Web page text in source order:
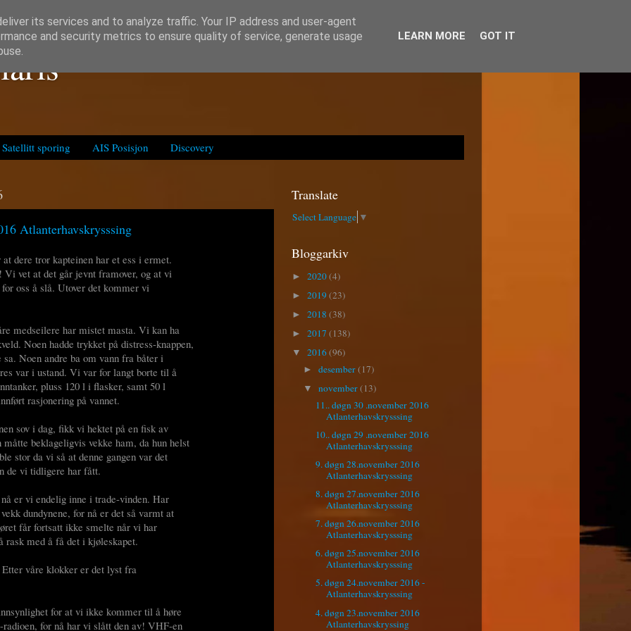
Satellitt sporing AIS Posisjon Discovery
Atlanterhavskrysssing
dere tror kapteinen har et ess i ermet.
vet at det går jevnt framover, og at vi
oss å slå. Utover det kommer vi
medseilere har mistet masta. Vi kan ha
Noen hadde trykket på distress-knappen,
Noen andre ba om vann fra båter i
var i ustand. Vi var for langt borte til å
pluss 120 l i flasker, samt 50 l
rasjonering på vannet.
sov i dag, fikk vi hektet på en fisk av
beklageligvis vekke ham, da hun helst
stor da vi så at denne gangen var det
de vi tidligere har fått.
er vi endelig inne i trade-vinden. Har
dundynene, for nå er det så varmt at
får fortsatt ikke smelte når vi har
rask med å få det i kjøleskapet.
våre klokker er det lyst fra
for at vi ikke kommer til å høre
radioen, for nå har vi slått den av! VHF-en
Translate
Select Language ▼
Bloggarkiv
► 2020(4)
► 2019(23)
► 2018 (38)
► 2017 (138)
▼ 2016(96)
►desember(17)
▼november(13)
11.. døgn 30 .november 2016
Atlanterhavskrysssing
10.. døgn 29 .november 2016
Atlanterhavskrysssing
9. døgn 28.november 2016
Atlanterhavskrysssing
8. døgn 27.november 2016
Atlanterhavskrysssing
7. døgn 26.november 2016
Atlanterhavskrysssing
6. døgn 25.november 2016
Atlanterhavskrysssing
5. døgn 24.november 2016 -
Atlanterhavskrysssing
4. døgn 23.november 2016
Atlanterhavskryssing
its services and to analyze traffic. Your IP address and user-agent
and security metrics to ensure quality of service, generate usage
LEARN MORE GOT IT